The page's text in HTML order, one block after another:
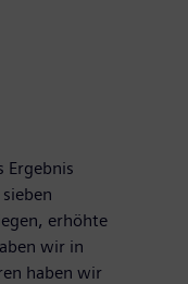
Ergebnis
erhöhte
wir in
haben wir